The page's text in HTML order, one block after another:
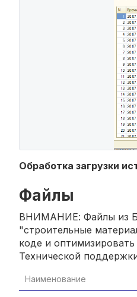
Обработка загрузки
Файлы
ВНИМАНИЕ: Файлы из
"строительные
коде и
Технической
Наименование